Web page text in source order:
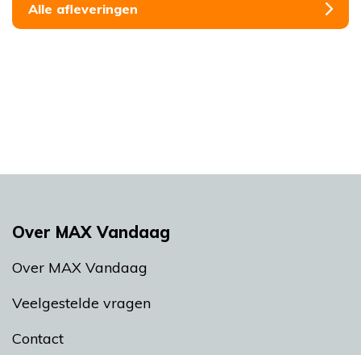
Alle afleveringen
Over MAX Vandaag
Over MAX Vandaag
Veelgestelde vragen
Contact